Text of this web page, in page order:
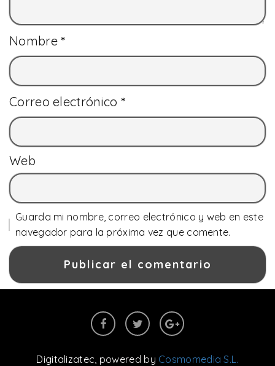
Nombre*
Correo electrónico *
Web
Guarda mi nombre, correo electrónico y web en este
navegador para la próxima vez que comente.
Digitalizatec , powered by Cosmomedia S.L.